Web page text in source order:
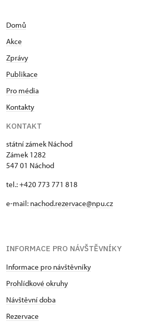
Domů
Akce
Zprávy
Publikace
Pro média
Kontakty
KONTAKT
státní zámek Náchod
Zámek 1282
547 01 Náchod
tel.: +420 773 771 818
e-mail: nachod.rezervace@npu.cz
INFORMACE PRO NÁVŠTĚVNÍKY
Informace pro návštěvníky
Prohlídkové okruhy
Návštěvní doba
Rezervace